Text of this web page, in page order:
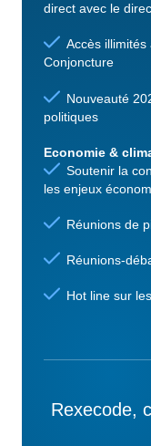
direct avec le
Accès
Conjoncture
Nouveauté
politiques
Economie &
Soutenir la
les enjeux
Réunions de
Réunions-
Hot line sur
Rexecode,